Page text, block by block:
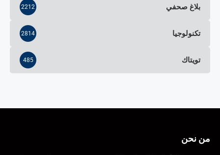
بلاغ صحفي 2212
تكنولوجيا 2814
تويتاك 485
من نحن